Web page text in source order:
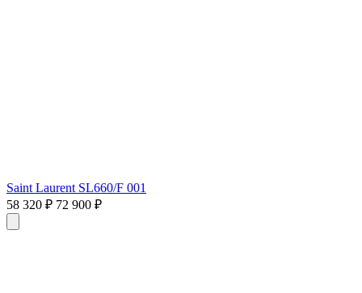
Saint Laurent SL660/F 001
58 320 ₽ 72 900 ₽